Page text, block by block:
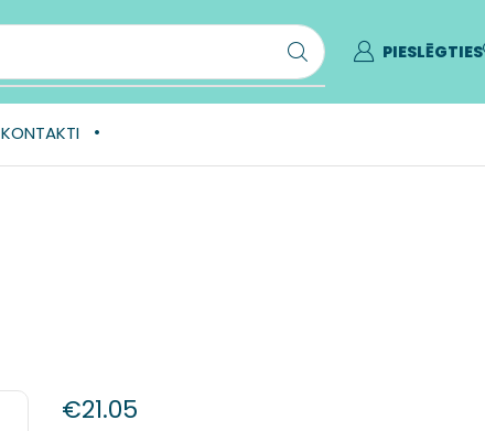
PIESLĒGTIES
KONTAKTI
€21.05